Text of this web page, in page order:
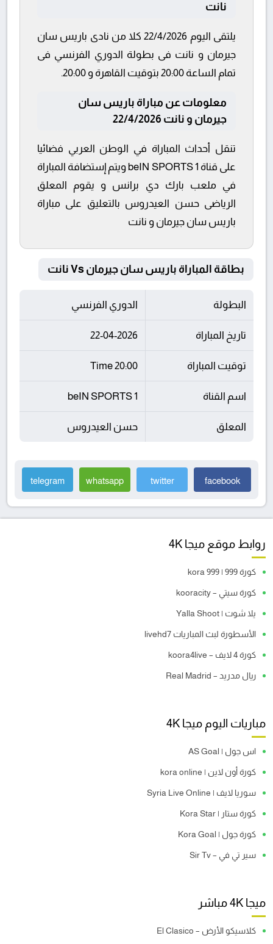
نانت
يلتقى اليوم 22/4/2026 كلا من نادى باريس سان
جيرمان و نانت فى بطولة الدوري الفرنسي فى
تمام الساعة 20:00 بتوقيت القاهرة و 20:00.
معلومات عن مباراة باريس سان
جيرمان و نانت 22/4/2026
تنقل أحداث المباراة في الوطن العربي فضائيا
على قناة beIN SPORTS 1 ويتم إستضافة المباراة
في ملعب بارك دي برانس و يقوم المعلق
الرياضى حسن العيدروس بالتعليق على مباراة
باريس سان جيرمان و نانت
بطاقة المباراة باريس سان جيرمان Vs نانت
البطولة الدوري الفرنسي
تاريخ المباراة 22-04-2026
توقيت المباراة 20:00 Time
اسم القناة beIN SPORTS 1
المعلق حسن العيدروس
facebook
twitter
whatsapp
telegram
روابط موقع ميجا 4K
كورة 999 | kora 999
كورة سيتي – kooracity
يلا شوت | Yalla Shoot
الأسطورة لبث المباريات livehd7
كورة 4 لايف – koora4live
ريال مدريد – Real Madrid
مباريات اليوم ميجا 4K
اس جول | AS Goal
كورة أون لاين | kora online
سوريا لايف | Syria Live Online
كورة ستار | Kora Star
كورة جول | Kora Goal
سير تي في – Sir Tv
ميجا 4K مباشر
كلاسيكو الأرض – El Clasico